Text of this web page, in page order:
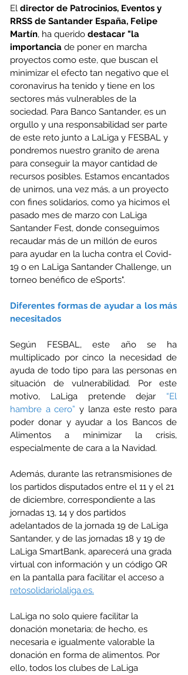
El director de Patrocinios, Eventos y
RRSS de Santander España, Felipe
Martín, ha querido destacar "la
importancia de poner en marcha
proyectos como este, que buscan el
minimizar el efecto tan negativo que el
coronavirus ha tenido y tiene en los
sectores más vulnerables de la
sociedad. Para Banco Santander, es un
orgullo y una responsabilidad ser parte
de este reto junto a LaLiga y FESBAL y
pondremos nuestro granito de arena
para conseguir la mayor cantidad de
recursos posibles. Estamos encantados
de unirnos, una vez más, a un proyecto
con fines solidarios, como ya hicimos el
pasado mes de marzo con LaLiga
Santander Fest, donde conseguimos
recaudar más de un millón de euros
para ayudar en la lucha contra el Covid-
19 o en LaLiga Santander Challenge, un
torneo benéfico de eSports".
Diferentes formas de ayudar a los más
necesitados
Según FESBAL, este año se ha
multiplicado por cinco la necesidad de
ayuda de todo tipo para las personas en
situación de vulnerabilidad. Por este
motivo, LaLiga pretende dejar “El
hambre a cero” y lanza este resto para
poder donar y ayudar a los Bancos de
Alimentos a minimizar la crisis,
especialmente de cara a la Navidad.
Además, durante las retransmisiones de
los partidos disputados entre el 11 y el 21
de diciembre, correspondiente a las
jornadas 13, 14 y dos partidos
adelantados de la jornada 19 de LaLiga
Santander, y de las jornadas 18 y 19 de
LaLiga SmartBank, aparecerá una grada
virtual con información y un código QR
en la pantalla para facilitar el acceso a
retosolidariolaliga.es.
LaLiga no solo quiere facilitar la
donación monetaria; de hecho, es
necesaria e igualmente valorable la
donación en forma de alimentos. Por
ello, todos los clubes de LaLiga